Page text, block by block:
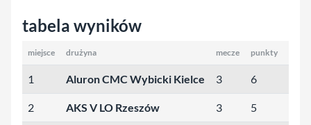
tabela wyników
miejsce drużyna mecze punkty
1 Aluron CMC Wybicki Kielce 3 6
2 AKS V LO Rzeszów 3 5